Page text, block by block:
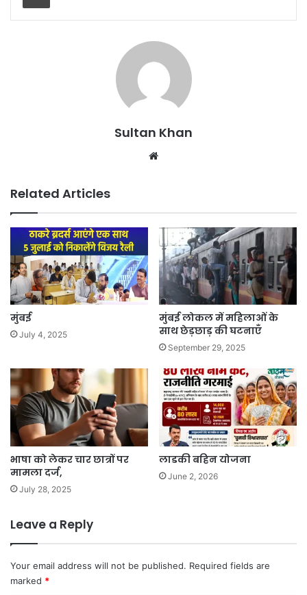
Sultan Khan
Related Articles
मुंबई
July 4, 2025
मुंबई लोकल में महिलाओं के
साथ छेड़छाड़ की घटनाएँ
September 29, 2025
भाषा को लेकर चार छात्रों पर
मामला दर्ज,
July 28, 2025
लाडकी बहिन योजना
June 2, 2026
Leave a Reply
Your email address will not be published. Required fields are
marked *